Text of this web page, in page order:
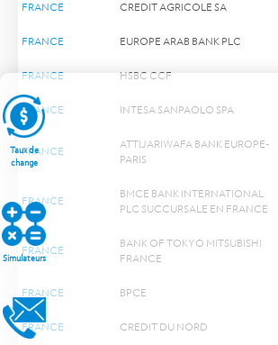
FRANCE CREDIT AGRICOLE SA
FRANCE EUROPE ARAB BANK PLC
FRANCE HSBC CCF
FRANCE INTESA SANPAOLO SPA
FRANCE
ATTIJARIWAFA BANK EUROPE-
PARIS
FRANCE
BMCE BANK INTERNATIONAL
PLC SUCCURSALE EN FRANCE
FRANCE
BANK OF TOKYO MITSUBISHI
FRANCE
FRANCE BPCE
FRANCE CREDIT DU NORD
Taux de
change
Simulateurs